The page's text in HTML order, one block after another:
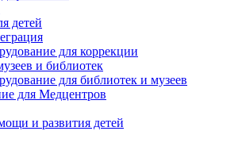
детей
для коррекции
и библиотек
для библиотек и музеев
для Медцентров
и развития детей